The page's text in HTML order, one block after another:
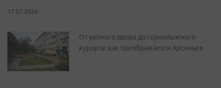
17.07.2026
От уютного двора до горнолыжного
курорта: как преображается Арсеньев